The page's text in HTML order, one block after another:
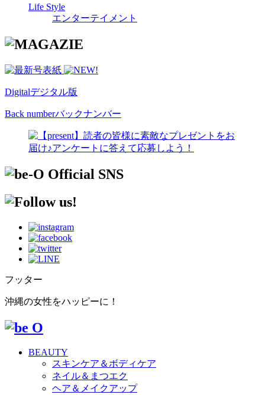
Life Style
エンターテイメント
Digitalデジタル版
Back numberバックナンバー
フッター
沖縄の女性をハッピーに！
BEAUTY
スキンケア＆ボディケア
ネイル＆まつエク
ヘア＆メイクアップ